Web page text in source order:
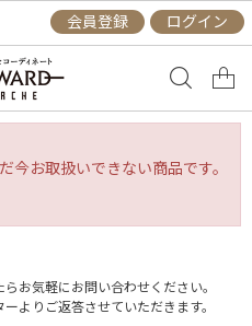
会員登録 ログイン
今お取扱いできない商品です。
お気軽にお問い合わせください。
よりご返答させていただきます。